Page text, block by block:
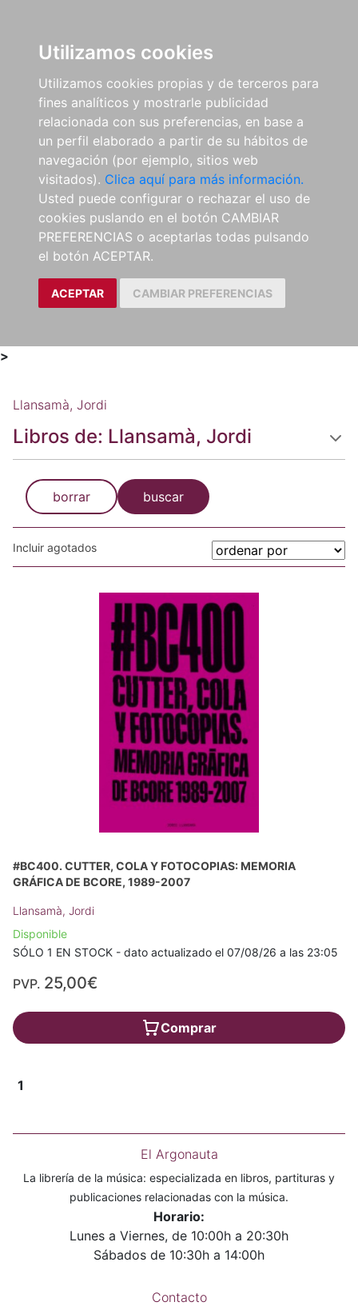
Utilizamos cookies
Utilizamos cookies propias y de terceros para
fines analíticos y mostrarle publicidad
relacionada con sus preferencias, en base a
un perfil elaborado a partir de su hábitos de
navegación (por ejemplo, sitios web
visitados). Clica aquí para más información.
Usted puede configurar o rechazar el uso de
cookies puslando en el botón CAMBIAR
PREFERENCIAS o aceptarlas todas pulsando
el botón ACEPTAR.
ACEPTAR CAMBIAR PREFERENCIAS
>
Llansamà, Jordi
Libros de: Llansamà, Jordi
borrar buscar
Incluir agotados
#BC400. CUTTER, COLA Y FOTOCOPIAS: MEMORIA
GRÁFICA DE BCORE, 1989-2007
Llansamà, Jordi
Disponible
SÓLO 1 EN STOCK - dato actualizado el 07/08/26 a las 23:05
PVP. 25,00€
Comprar
1
El Argonauta
La librería de la música: especializada en libros, partituras y
publicaciones relacionadas con la música.
Horario:
Lunes a Viernes, de 10:00h a 20:30h
Sábados de 10:30h a 14:00h
Contacto